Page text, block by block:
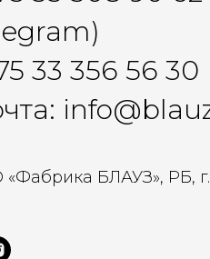
33 356 56 30
БЛАУЗ», РБ,